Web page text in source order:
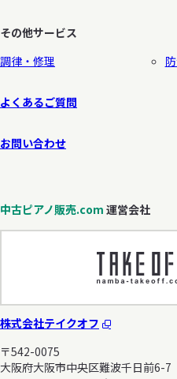
その他サービス
調律・修理
よくあるご質問
お問い合わせ
中古ピアノ販売.com 運営会社
株式会社テイクオフ
〒542-0075
大阪府大阪市中央区難波千日前6-7